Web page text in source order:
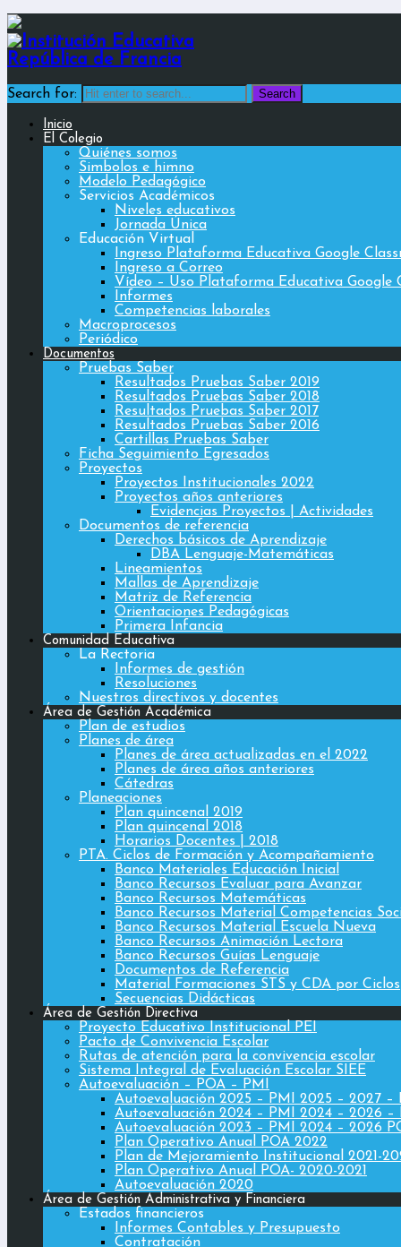
Search for:
Inicio
El Colegio
Quiénes somos
Simbolos e himno
Modelo Pedagógico
Servicios Académicos
Niveles educativos
Jornada Única
Educación Virtual
Ingreso Plataforma Educativa Google
Ingreso a Correo
Vídeo – Uso Plataforma Educativa Google
Informes
Competencias laborales
Macroprocesos
Periódico
Documentos
Pruebas Saber
Resultados Pruebas Saber 2019
Resultados Pruebas Saber 2018
Resultados Pruebas Saber 2017
Resultados Pruebas Saber 2016
Cartillas Pruebas Saber
Ficha Seguimiento Egresados
Proyectos
Proyectos Institucionales 2022
Proyectos años anteriores
Evidencias Proyectos | Actividades
Documentos de referencia
Derechos básicos de Aprendizaje
DBA Lenguaje-Matemáticas
Lineamientos
Mallas de Aprendizaje
Matriz de Referencia
Orientaciones Pedagógicas
Primera Infancia
Comunidad Educativa
La Rectoria
Informes de gestión
Resoluciones
Nuestros directivos y docentes
Área de Gestión Académica
Plan de estudios
Planes de área
Planes de área actualizadas en el 2022
Planes de área años anteriores
Cátedras
Planeaciones
Plan quincenal 2019
Plan quincenal 2018
Horarios Docentes | 2018
PTA. Ciclos de Formación y Acompañamiento
Banco Materiales Educación Inicial
Banco Recursos Evaluar para Avanzar
Banco Recursos Matemáticas
Banco Recursos Material Competencias
Banco Recursos Material Escuela Nueva
Banco Recursos Animación Lectora
Banco Recursos Guías Lenguaje
Documentos de Referencia
Material Formaciones STS y CDA por Ciclos
Secuencias Didácticas
Área de Gestión Directiva
Proyecto Educativo Institucional PEI
Pacto de Convivencia Escolar
Rutas de atención para la convivencia escolar
Sistema Integral de Evaluación Escolar SIEE
Autoevaluación – POA – PMI
Autoevaluación 2025 – PMI 2025 – 2027 –
Autoevaluación 2024 – PMI 2024 – 2026 –
Autoevaluación 2023 – PMI 2024 – 2026
Plan Operativo Anual POA 2022
Plan de Mejoramiento Institucional 2021-
Plan Operativo Anual POA- 2020-2021
Autoevaluación 2020
Área de Gestión Administrativa y Financiera
Estados financieros
Informes Contables y Presupuesto
Contratación